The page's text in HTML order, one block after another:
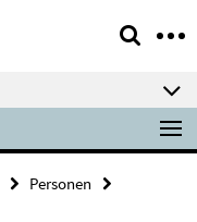
Personen